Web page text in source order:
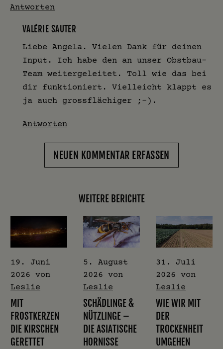
Antworten
VALÉRIE SAUTER
Liebe Angela. Vielen Dank für deinen
Input. Ich habe den an unser Obstbau-
Team weitergeleitet. Toll wie das bei
dir funktioniert. Vielleicht klappt es
ja auch grossflächiger ;-).
Antworten
NEUEN KOMMENTAR ERFASSEN
WEITERE BERICHTE
19. Juni
2026 von
Leslie
MIT
FROSTKERZEN
DIE KIRSCHEN
GERETTET
5. August
2026 von
Leslie
SCHÄDLINGE &
NÜTZLINGE –
DIE ASIATISCHE
HORNISSE
31. Juli
2026 von
Leslie
WIE WIR MIT
DER
TROCKENHEIT
UMGEHEN